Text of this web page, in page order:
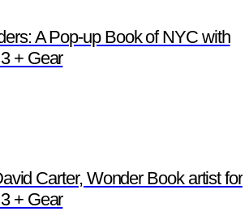
A Pop-up Book of NYC with
+ Gear
Carter, Wonder Book artist for
+ Gear